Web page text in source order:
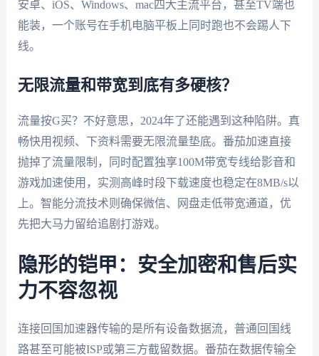
安卓、iOS、Windows、mac四大主流平台，甚至TV端也
能装，一个账号在手机电脑平板上同时跑也不会踢人下
线。
无限流量和带宽到底有多硬核？
流量按G买？不好意思，2024年了还能遇到这种陷阱。真
畅快用视频、下资料需要无限流量垫底。番茄加速直接
抛掉了流量限制，同时配置独享100M带宽专线给影音和
游戏加速使用，实测高峰时段下载速度也稳定在8MB/s以
上。智能分流技术则确保微信、网盘走低带宽通道，优
先把大马力留给追剧打游戏。
隐形的铠甲：安全加密和售后实
力不容忽视
连接回国加速器传输的是所有设备数据流，普通回国线
路甚至可能被ISP或第三方截留数据。番茄在数据传输全